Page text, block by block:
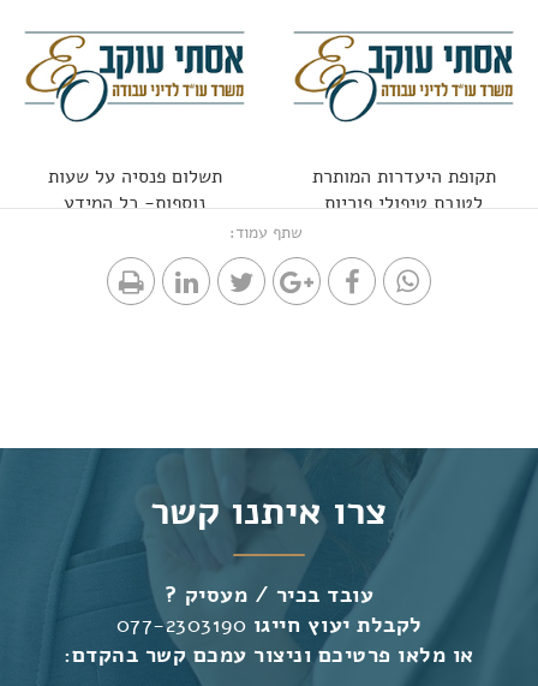
תקופת היעדרות המותרת
לטובת טיפולי פוריות
תשלום פנסיה על שעות
נוספות- כל המידע
שתף עמוד:
צרו איתנו קשר
עובד בכיר / מעסיק ?
לקבלת יעוץ חייגו 077-2303190
או מלאו פרטיכם וניצור עמכם קשר בהקדם: